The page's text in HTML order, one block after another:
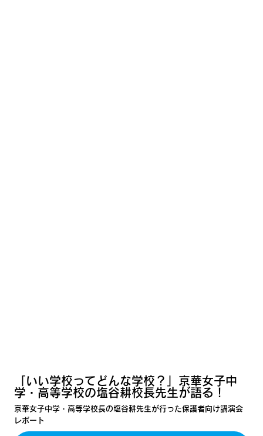
「いい学校ってどんな学校？」京華女子中
学・高等学校の塩谷耕校長先生が語る！
京華女子中学・高等学校長の塩谷耕先生が行った保護者向け講演会
レポート